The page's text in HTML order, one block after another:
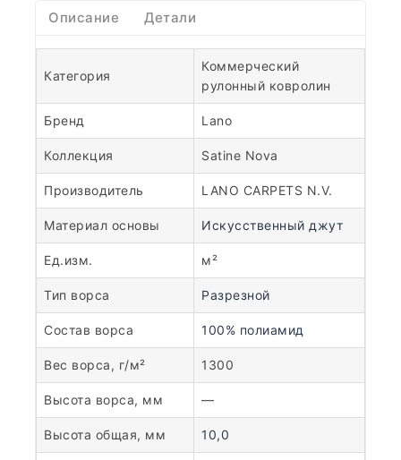
Описание Детали
Категория
Коммерческий
рулонный ковролин
Бренд Lano
Коллекция Satine Nova
Производитель LANO CARPETS N.V.
Материал основы Искусственный джут
Ед.изм. м²
Тип ворса Разрезной
Состав ворса 100% полиамид
Вес ворса, г/м² 1300
Высота ворса, мм —
Высота общая, мм 10,0